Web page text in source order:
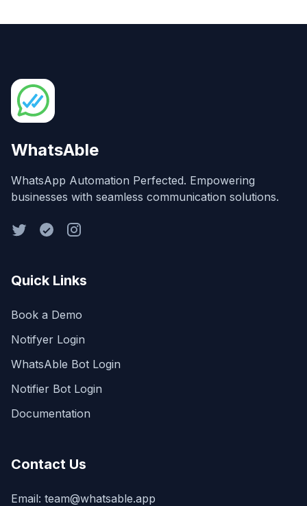
WhatsAble
WhatsApp Automation Perfected. Empowering
businesses with seamless communication solutions.
Quick Links
Book a Demo
Notifyer Login
WhatsAble Bot Login
Notifier Bot Login
Documentation
Contact Us
Email: team@whatsable.app